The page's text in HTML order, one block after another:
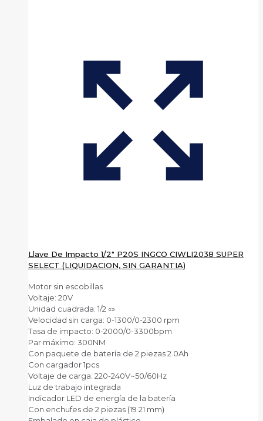
Llave De Impacto 1/2″ P20S INGCO CIWLI2038 SUPER
SELECT (LIQUIDACION, SIN GARANTIA)
Motor sin escobillas
Voltaje: 20V
Unidad cuadrada: 1/2 «»
Velocidad sin carga: 0-1300/0-2300 rpm
Tasa de impacto: 0-2000/0-3300bpm
Par máximo: 300NM
Con paquete de batería de 2 piezas 2.0Ah
Con cargador 1pcs
Voltaje de carga: 220-240V~50/60Hz
Luz de trabajo integrada
Indicador LED de energía de la batería
Con enchufes de 2 piezas (19 21 mm)